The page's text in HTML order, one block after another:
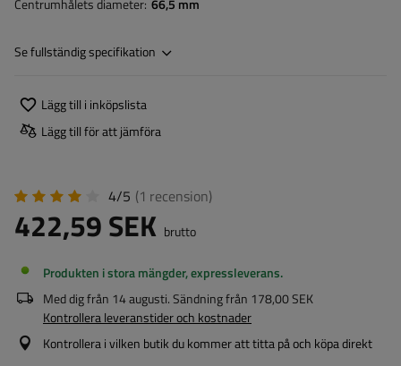
Centrumhålets diameter 66,5 mm
Se fullständig specifikation
Lägg till i inköpslista
Lägg till för att jämföra
4/5 (1 recension)
422,59 SEK brutto
Produkten i stora mängder, expressleverans
Med dig från 14 augusti. Sändning från 178,00 SEK
Kontrollera leveranstider och kostnader
Kontrollera i vilken butik du kommer att titta på och köpa direkt